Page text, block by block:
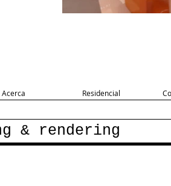
Acerca Residencial
& rendering